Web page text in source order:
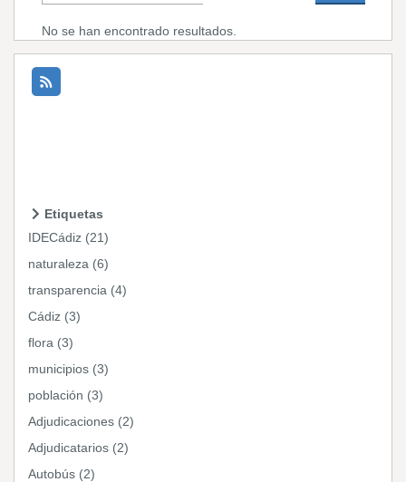
No se han encontrado resultados.
Etiquetas
IDECádiz (21)
naturaleza (6)
transparencia (4)
Cádiz (3)
flora (3)
municipios (3)
población (3)
Adjudicaciones (2)
Adjudicatarios (2)
Autobús (2)